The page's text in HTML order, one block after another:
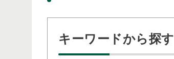
キーワードから探す